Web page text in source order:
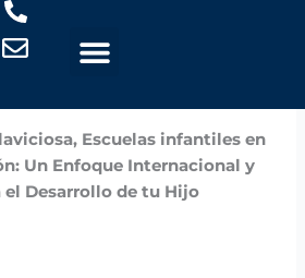
6, 2024
Escuelas infantiles en
Un Enfoque Internacional y
el Desarrollo de tu Hijo